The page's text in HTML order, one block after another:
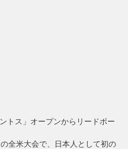
トス」オープンからリードボー
全米大会で、日本人として初の